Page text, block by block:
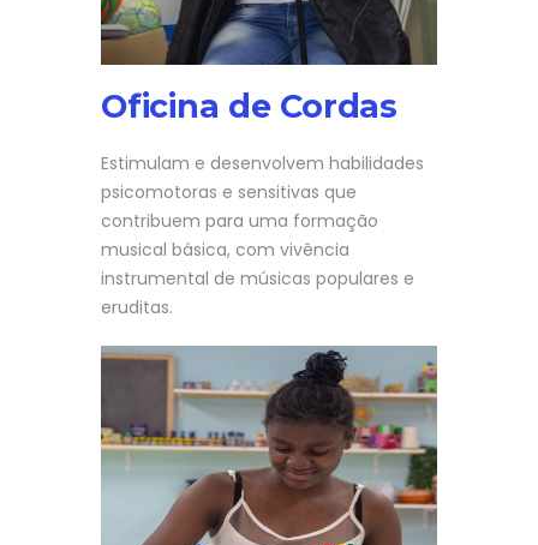
Oficina de Cordas
Estimulam e desenvolvem habilidades
psicomotoras e sensitivas que
contribuem para uma formação
musical básica, com vivência
instrumental de músicas populares e
eruditas.